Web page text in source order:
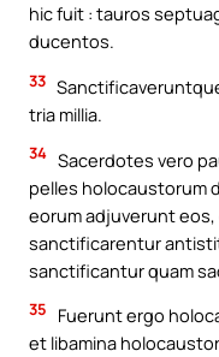
hic fuit : tauros
ducentos.
33
tria millia.
34 Sacerdotes vero
pelles holocaustorum
eorum adjuverunt
sanctificarentur
sanctificantur quam
35
Fuerunt ergo
et libamina